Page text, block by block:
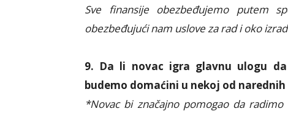
Sve finansije obezbeđujemo putem
obezbeđujući nam uslove za rad i oko
9. Da li novac igra glavnu ulogu
budemo domaćini u nekoj od narednih
*Novac bi značajno pomogao da